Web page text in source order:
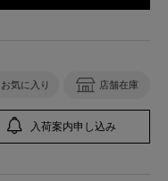
お気に入り 店舗在庫
入荷案内申し込み